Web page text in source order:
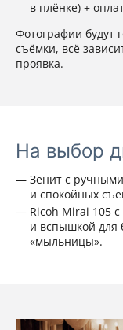
в плёнке) +
Фотографии будут
съёмки, всё
проявка.
На выбор
Зенит с
и спокойных
Ricoh Mirai 105
и вспышкой для
«мыльницы».